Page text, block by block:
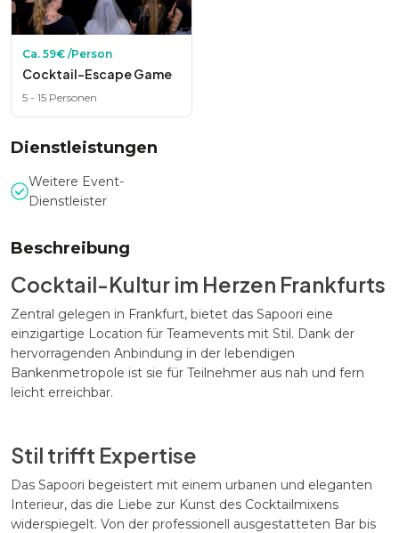
Ca. 59€ /Person
Cocktail-Escape Game
5 - 15 Personen
Dienstleistungen
Weitere Event-
Dienstleister
Beschreibung
Cocktail-Kultur im Herzen Frankfurts
Zentral gelegen in Frankfurt, bietet das Sapoori eine
einzigartige Location für Teamevents mit Stil. Dank der
hervorragenden Anbindung in der lebendigen
Bankenmetropole ist sie für Teilnehmer aus nah und fern
leicht erreichbar.
Stil trifft Expertise
Das Sapoori begeistert mit einem urbanen und eleganten
Interieur, das die Liebe zur Kunst des Cocktailmixens
widerspiegelt. Von der professionell ausgestatteten Bar bis